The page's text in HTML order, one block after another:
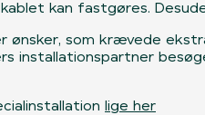
kan fastgøres.
ønsker, som krævede
installationspartner
lige her